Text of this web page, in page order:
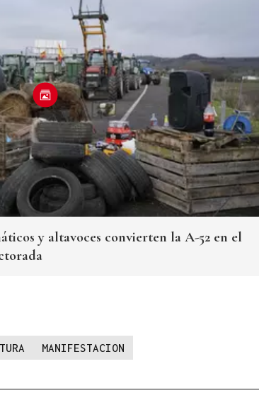
y altavoces convierten la A-52 en el
MANIFESTACION